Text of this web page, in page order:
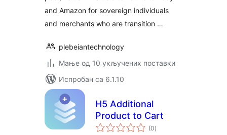
and Amazon for sovereign individuals
and merchants who are transition …
plebeiantechnology
Мање од 10 укључених поставки
Испробан са 6.1.10
H5 Additional
Product to Cart
(0укупних
оцена
)